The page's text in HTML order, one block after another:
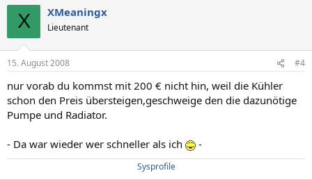
X XMeaningx
Lieutenant
15. August 2008 #4
nur vorab du kommst mit 200 € nicht hin, weil die Kühler
schon den Preis übersteigen,geschweige den die dazunötige
Pumpe und Radiator.
- Da war wieder wer schneller als ich -
Sysprofile